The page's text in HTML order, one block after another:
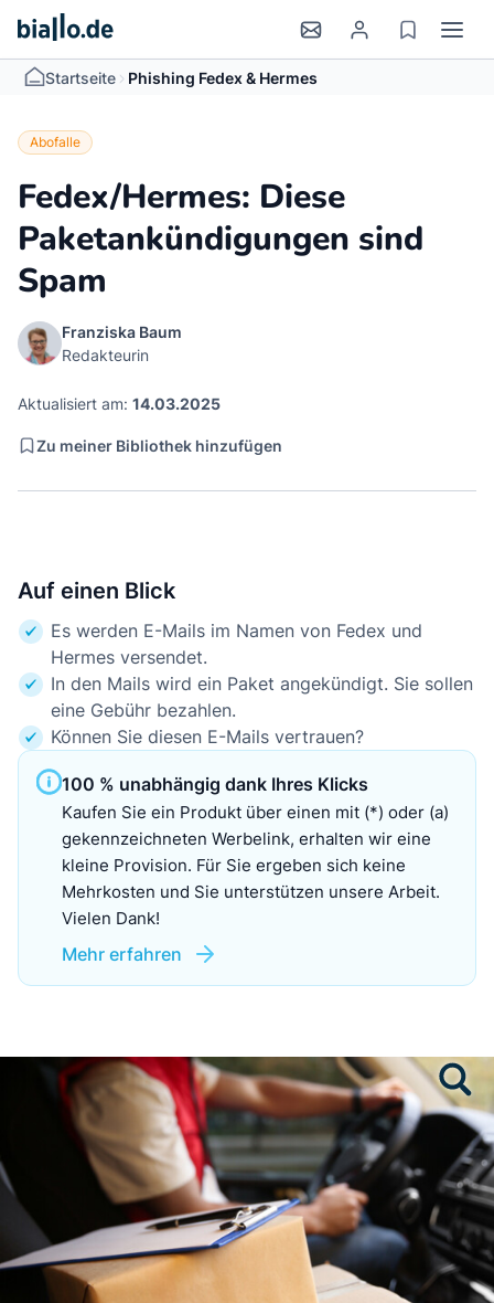
Startseite > Phishing Fedex & Hermes
Abofalle
Fedex/Hermes: Diese
Paketankündigungen sind
Spam
Franziska Baum
Redakteurin
Aktualisiert am: 14.03.2025
Zu meiner Bibliothek hinzufügen
Auf einen Blick
Es werden E-Mails im Namen von Fedex und
Hermes versendet.
In den Mails wird ein Paket angekündigt. Sie sollen
eine Gebühr bezahlen.
Können Sie diesen E-Mails vertrauen?
100 % unabhängig dank Ihres Klicks
Kaufen Sie ein Produkt über einen mit (*) oder (a)
gekennzeichneten Werbelink, erhalten wir eine
kleine Provision. Für Sie ergeben sich keine
Mehrkosten und Sie unterstützen unsere Arbeit.
Vielen Dank!
Mehr erfahren